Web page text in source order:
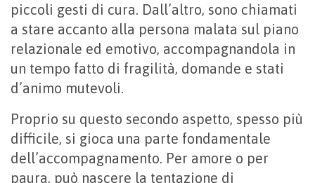
piccoli gesti di cura. Dall’altro, sono chiamati
a stare accanto alla persona malata sul piano
relazionale ed emotivo, accompagnandola in
un tempo fatto di fragilità, domande e stati
d’animo mutevoli.
Proprio su questo secondo aspetto, spesso più
difficile, si gioca una parte fondamentale
dell’accompagnamento. Per amore o per
paura, può nascere la tentazione di